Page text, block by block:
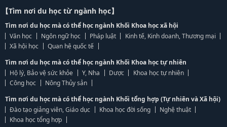
【Tìm nơi du học từ ngành học】
Tìm nơi du học mà có thể học ngành Khối Khoa học xã hội
Văn học
Ngôn ngữ học Pháp luật
Kinh tế, Kinh doanh, Thương mại
Xã hội học
Quan hệ quốc tế
Tìm nơi du học mà có thể học ngành Khối Khoa học tự nhiên
Hộ lý, Bảo vệ sức khỏe
Y, Nha Dược
Khoa học tự nhiên
Công học
Nông Thủy sản
Tìm nơi du học mà có thể học ngành Khối tổng hợp (Tự nhiên và Xã hội)
Đào tạo giảng viên, Giáo dục
Khoa học đời sống
Nghệ thuật
Khoa học tổng hợp